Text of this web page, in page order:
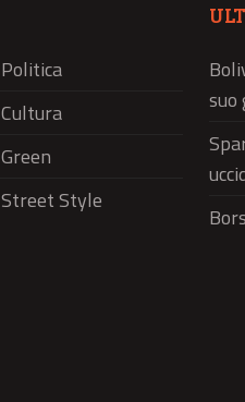
Politica
Cultura
Green
Street Style
suo